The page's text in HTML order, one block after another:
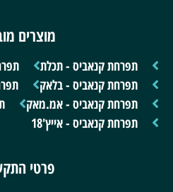
מוצרים
תפרחת קנאביס - תכלת
תפרחת קנאביס - בלאק
תפרחת קנאביס - אמ.מאק
תפרחת קנאביס - אייץ'18
פרטי